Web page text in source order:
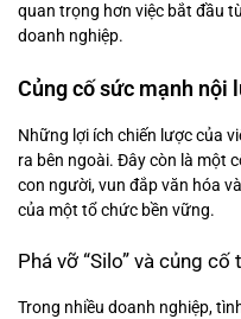
quan trọng hơn việc bắt đầu
doanh nghiệp.
Củng cố sức mạnh nội
Những lợi ích chiến lược của
ra bên ngoài. Đây còn là một
con người, vun đắp văn hóa
của một tổ chức bền vững.
Phá vỡ “Silo” và củng
Trong nhiều doanh nghiệp,